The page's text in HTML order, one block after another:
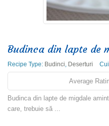
Budinca din lapte de
Recipe Type: Budinci, Deserturi
Average
Budinca din lapte de migdale
care, trebuie să ...